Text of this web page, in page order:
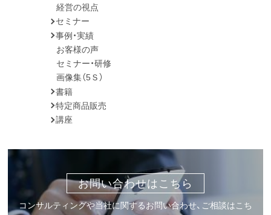
経営の視点
セミナー
事例・実績
お客様の声
セミナー・研修
画像集（5Ｓ）
書籍
特定商品販売
講座
お問い合わせはこちら
コンサルティングや当社に関するお問い合わせ、ご相談はこち